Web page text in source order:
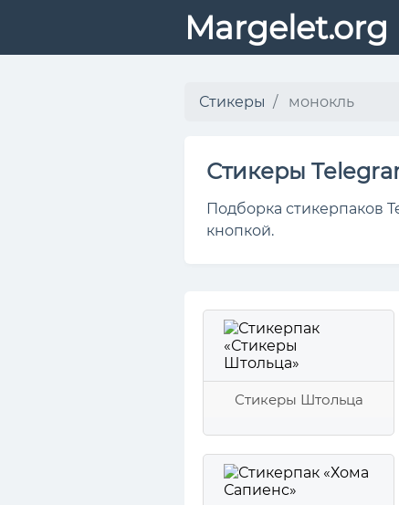
Margelet.org
Стикеры монокль
Стикеры
Подборка стикерпаков
кнопкой.
Стикеры Штольца